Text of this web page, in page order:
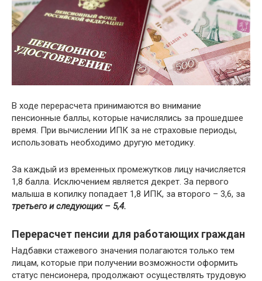
В ходе перерасчета принимаются во внимание
пенсионные баллы, которые начислялись за прошедшее
время. При вычислении ИПК за не страховые периоды,
использовать необходимо другую методику.
За каждый из временных промежутков лицу начисляется
1,8 балла. Исключением является декрет. За первого
малыша в копилку попадает 1,8 ИПК, за второго – 3,6, за
третьего и следующих – 5,4.
Перерасчет пенсии для работающих граждан
Надбавки стажевого значения полагаются только тем
лицам, которые при получении возможности оформить
статус пенсионера, продолжают осуществлять трудовую